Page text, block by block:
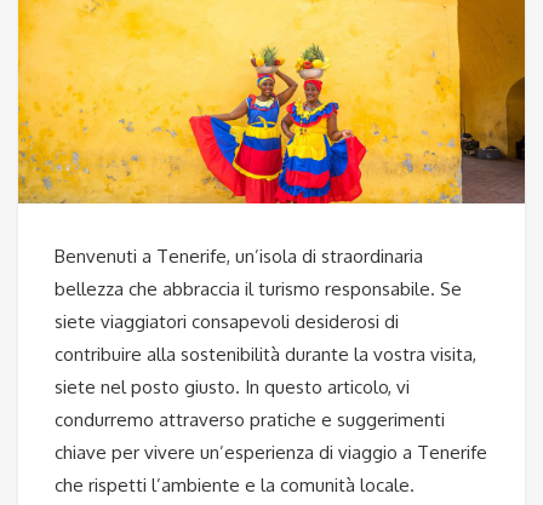
Benvenuti a Tenerife, un’isola di straordinaria
bellezza che abbraccia il turismo responsabile. Se
siete viaggiatori consapevoli desiderosi di
contribuire alla sostenibilità durante la vostra visita,
siete nel posto giusto. In questo articolo, vi
condurremo attraverso pratiche e suggerimenti
chiave per vivere un’esperienza di viaggio a Tenerife
che rispetti l’ambiente e la comunità locale.